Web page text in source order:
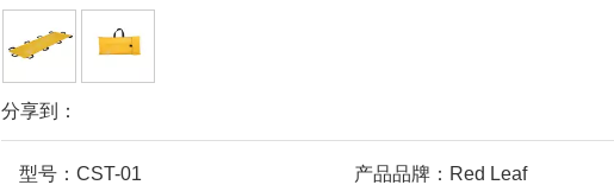
分享到：
型号： CST-01 产品品牌： Red Leaf